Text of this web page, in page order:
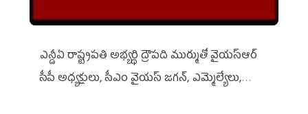
ఎన్డీఏ రాష్ట్ర‌ప‌తి అభ్య‌ర్థి ద్రౌప‌ది ముర్ముతో వైయ‌స్ఆర్
సీపీ అధ్య‌క్షులు, సీఎం వైయ‌స్ జ‌గ‌న్, ఎమ్మెల్యేలు,